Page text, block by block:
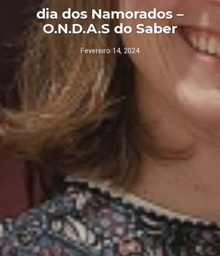
dia dos Namorados –
O.N.D.A.S do Saber
Fevereiro 14, 2024